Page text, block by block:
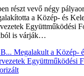
részt vevő négy
a Közép- és
Együttműködési
is várják…
Megalakult a Közép-
Együttműködési